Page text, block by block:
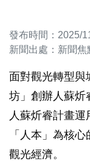
發布時間：2025/
新聞出處：新聞焦
面對觀光轉型與
坊」創辦人蘇炘
人蘇炘睿計畫
「人本」為核
觀光經濟。